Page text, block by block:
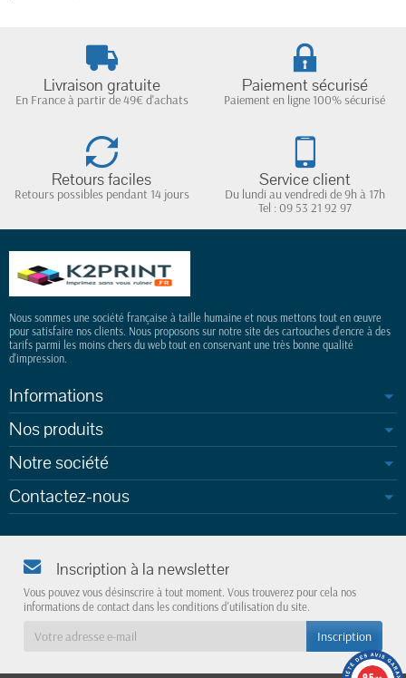
Livraison gratuite
En France à partir de 49€ d'achats
Paiement sécurisé
Paiement en ligne 100% sécurisé
Retours faciles
Retours possibles pendant 14 jours
Service client
Du lundi au vendredi de 9h à 17h
Tel : 09 53 21 92 97
Nous sommes une société française à taille humaine et nous mettons tout en œuvre
pour satisfaire nos clients. Nous proposons sur notre site des cartouches d'encre à des
tarifs parmi les moins chers du web tout en conservant une très bonne qualité
d'impression.
Informations
Nos produits
Notre société
Contactez-nous
Inscription à la newsletter
Vous pouvez vous désinscrire à tout moment. Vous trouverez pour cela nos
informations de contact dans les conditions d'utilisation du site.